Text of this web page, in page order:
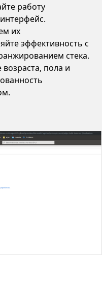
работу
их
эффективность с
стека.
пола и